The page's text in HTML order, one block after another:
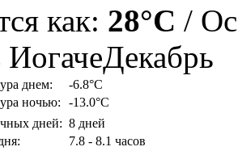
как: 28°C /
Декабрь
днем:
-6.8°C
ночью:
-13.0°C
дней: 8 дней
7.8 - 8.1 часов